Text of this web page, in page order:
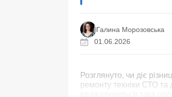
Галина Морозовська
01.06.2026
Розглянуто, чи діє
ремонту техніки СТО та